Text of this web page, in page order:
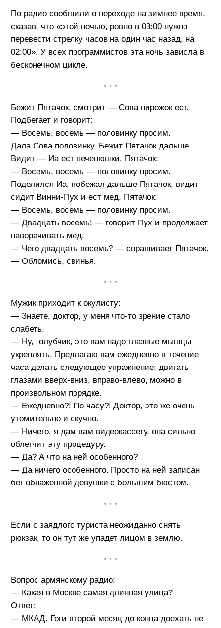
По радио сообщили о переходе на зимнее время,
сказав, что «этой ночью, ровно в 03:00 нужно
перевести стрелку часов на один час назад, на
02:00». У всех программистов эта ночь зависла в
бесконечном цикле.
• • •
Бежит Пятачок, смотрит — Сова пирожок ест.
Подбегает и говорит:
— Восемь, восемь — половинку просим.
Дала Сова половинку. Бежит Пятачок дальше.
Видит — Иа ест печенюшки. Пятачок:
— Восемь, восемь — половинку просим.
Поделился Иа, побежал дальше Пятачок, видит —
сидит Винни-Пух и ест мед. Пятачок:
— Восемь, восемь — половинку просим.
— Двадцать восемь! — говорит Пух и продолжает
наворачивать мед.
— Чего двадцать восемь? — спрашивает Пятачок.
— Обломись, свинья.
• • •
Мужик приходит к окулисту:
— Знаете, доктор, у меня что-то зрение стало
слабеть.
— Ну, голубчик, это вам надо глазные мышцы
укреплять. Предлагаю вам ежедневно в течение
часа делать следующее упражнение: двигать
глазами вверх-вниз, вправо-влево, можно в
произвольном порядке.
— Ежедневно?! По часу?! Доктор, это же очень
утомительно и скучно.
— Ничего, я дам вам видеокассету, она сильно
облегчит эту процедуру.
— Да? А что на ней особенного?
— Да ничего особенного. Просто на ней записан
бег обнаженной девушки с большим бюстом.
• • •
Если с заядлого туриста неожиданно снять
рюкзак, то он тут же упадет лицом в землю.
• • •
Вопрос армянскому радио:
— Какая в Москве самая длинная улица?
Ответ:
— МКАД. Гоги второй месяц до конца доехать не